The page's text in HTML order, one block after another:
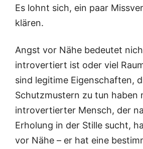
Es lohnt sich, ein paar
klären.
Angst vor Nähe bedeu­tet
intro­ver­tiert ist oder viel
sind legi­ti­me Eigen­schaf­ten,
Schutz­mus­tern zu tun haben
intro­ver­tier­ter Mensch, der
Erho­lung in der Stil­le sucht,
vor Nähe – er hat eine